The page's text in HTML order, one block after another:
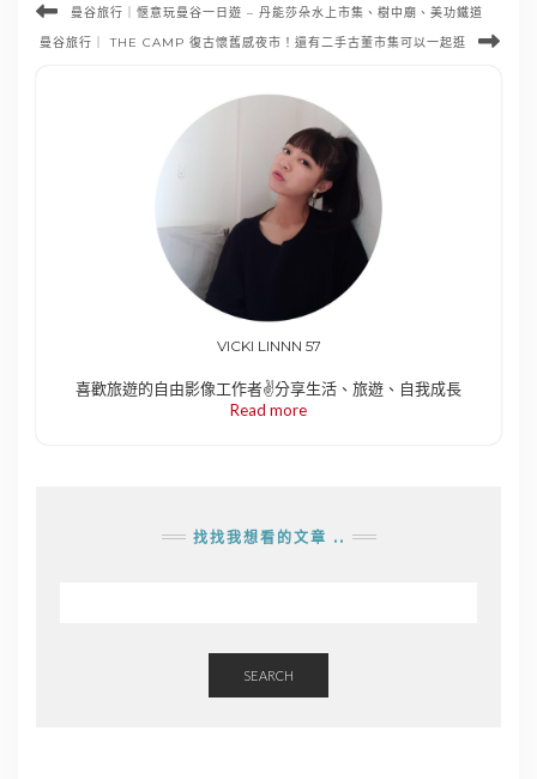
曼谷旅行｜愜意玩曼谷一日遊 – 丹能莎朵水上市集、樹中廟、美功鐵道
曼谷旅行｜ THE CAMP 復古懷舊感夜市！還有二手古董市集可以一起逛
VICKI LINNN 57
喜歡旅遊的自由影像工作者✌️分享生活、旅遊、自我成長
Read more
找找我想看的文章 ..
SEARCH